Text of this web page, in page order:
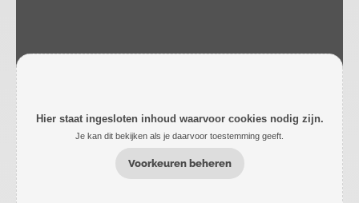
Hier staat ingesloten inhoud waarvoor cookies nodig zijn.
Je kan dit bekijken als je daarvoor toestemming geeft.
Voorkeuren beheren